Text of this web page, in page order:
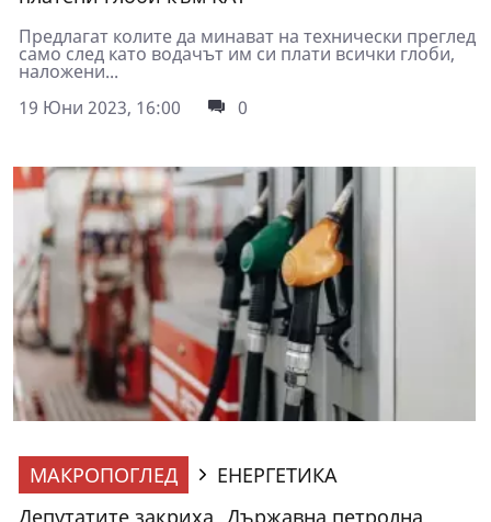
Предлагат колите да минават на технически преглед
само след като водачът им си плати всички глоби,
наложени...
19 Юни 2023, 16:00
0
МАКРОПОГЛЕД
ЕНЕРГЕТИКА
Депутатите закриха „Държавна петролна